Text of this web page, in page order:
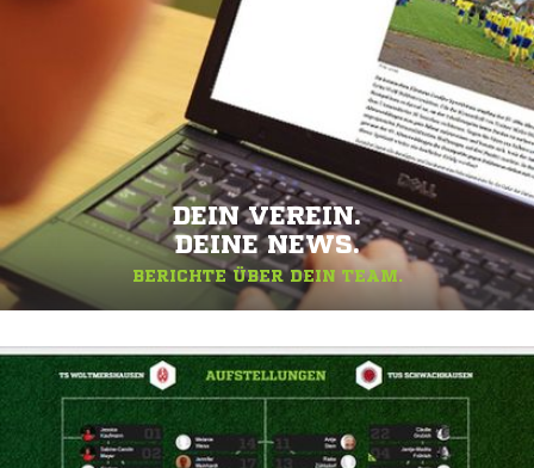
DEIN VEREIN.
DEINE NEWS.
BERICHTE ÜBER DEIN TEAM.